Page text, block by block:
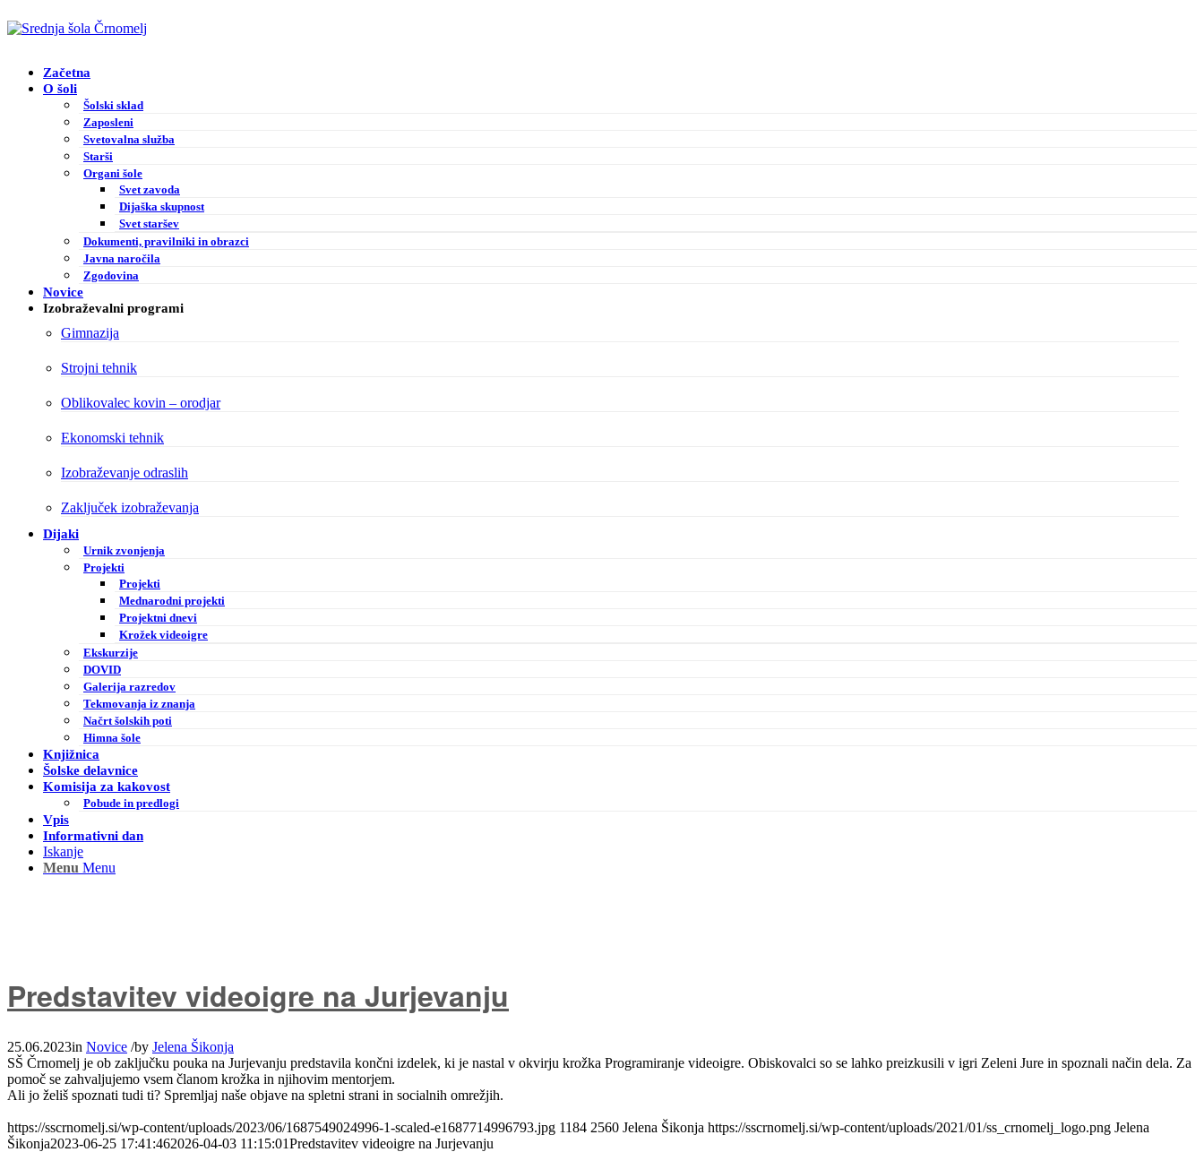
Začetna
O šoli
Šolski sklad
Zaposleni
Svetovalna služba
Starši
Organi šole
Svet zavoda
Dijaška skupnost
Svet staršev
Dokumenti, pravilniki in obrazci
Javna naročila
Zgodovina
Novice
Izobraževalni programi
Gimnazija
Strojni tehnik
Oblikovalec kovin – orodjar
Ekonomski tehnik
Izobraževanje odraslih
Zaključek izobraževanja
Dijaki
Urnik zvonjenja
Projekti
Projekti
Mednarodni projekti
Projektni dnevi
Krožek videoigre
Ekskurzije
DOVID
Galerija razredov
Tekmovanja iz znanja
Načrt šolskih poti
Himna šole
Knjižnica
Šolske delavnice
Komisija za kakovost
Pobude in predlogi
Vpis
Informativni dan
Iskanje
Menu Menu
Predstavitev videoigre na Jurjevanju
25.06.2023in Novice /by Jelena Šikonja
SŠ Črnomelj je ob zaključku pouka na Jurjevanju predstavila končni izdelek, ki je nastal v okvirju krožka Programiranje videoigre. Obiskovalci so se lahko preizkusili v igri Zeleni Jure in spoznali način dela. Za
pomoč se zahvaljujemo vsem članom krožka in njihovim mentorjem.
Ali jo želiš spoznati tudi ti? Spremljaj naše objave na spletni strani in socialnih omrežjih.
https://sscrnomelj.si/wp-content/uploads/2023/06/1687549024996-1-scaled-e1687714996793.jpg 1184 2560 Jelena Šikonja https://sscrnomelj.si/wp-content/uploads/2021/01/ss_crnomelj_logo.png Jelena
Šikonja2023-06-25 17:41:462026-04-03 11:15:01Predstavitev videoigre na Jurjevanju